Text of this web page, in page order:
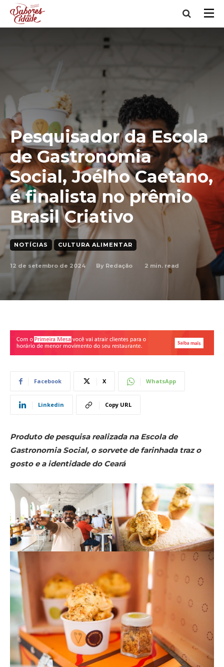
Pesquisador da Escola
de Gastronomia
Social, Joélho Caetano,
é finalista no prêmio
Brasil Criativo
NOTÍCIAS CULTURA ALIMENTAR
12 de setembro de 2024 By Redação 2 min. read
Facebook X WhatsApp
Linkedin Copy URL
Produto de pesquisa realizada na Escola de
Gastronomia Social, o sorvete de farinhada traz o
gosto e a identidade do Ceará